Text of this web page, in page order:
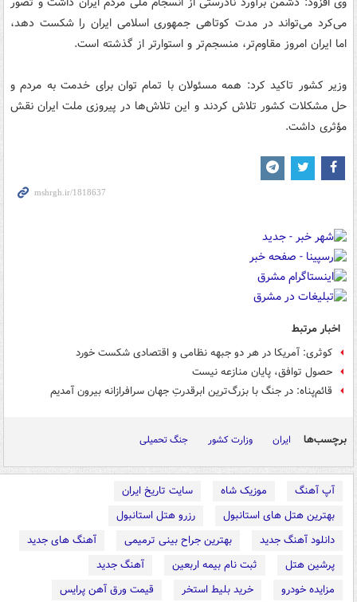
می‌کرد می‌تواند در مدت کوتاهی جمهوری اسلامی ایران را شکست دهد،
اما ایران امروز مقاوم‌تر، منسجم‌تر و استوارتر از گذشته است.
وزیر کشور تاکید کرد: همه مسئولان با تمام توان برای خدمت به مردم و
حل مشکلات کشور تلاش کردند و این تلاش‌ها در پیروزی ملت ایران نقش
مؤثری داشت.
اخبار مرتبط
کوثری: آمریکا در هر دو جبهه نظامی و اقتصادی شکست خورد
حصول توافق، پایان منازعه نیست
قائم‌پناه: در جنگ با بزرگ‌ترین ابرقدرتِ جهان سرافرازانه بیرون آمدیم
برچسب‌ها ایران وزارت کشور جنگ تحمیلی
آپ آهنگ موزیک شاه
سایت تاریخ ایران
بهترین هتل های استانبول
رزرو هتل استانبول
دانلود آهنگ جدید
بهترین جراح بینی ترمیمی
آهنگ های جدید
پرشین هتل
ثبت نام بیمه اربعین
آهنگ جدید
مزایده خودرو
خرید بلیط استخر
قیمت ورق آهن پرایس